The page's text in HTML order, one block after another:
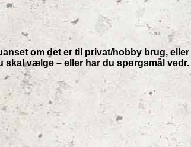
om det er til privat/hobby brug,
skal vælge – eller har du spørgsmål